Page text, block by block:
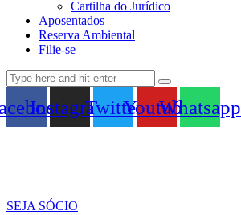
Cartilha do Jurídico
Aposentados
Reserva Ambiental
Filie-se
InstagramTwitterYoutubeWhatsapp
SEJA SÓCIO